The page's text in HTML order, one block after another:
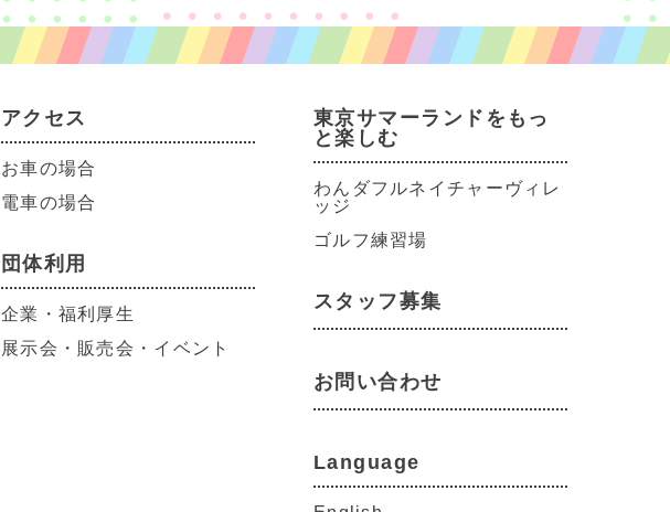
アクセス
お車の場合
電車の場合
団体利用
企業・福利厚生
展示会・販売会・イベント
東京サマーランドをもっ
と楽しむ
わんダフルネイチャーヴィレ
ッジ
ゴルフ練習場
スタッフ募集
お問い合わせ
Language